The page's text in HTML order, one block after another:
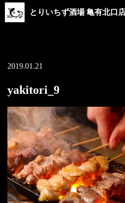
とりいちず酒場 亀有北口
2019.01.21
yakitori_9